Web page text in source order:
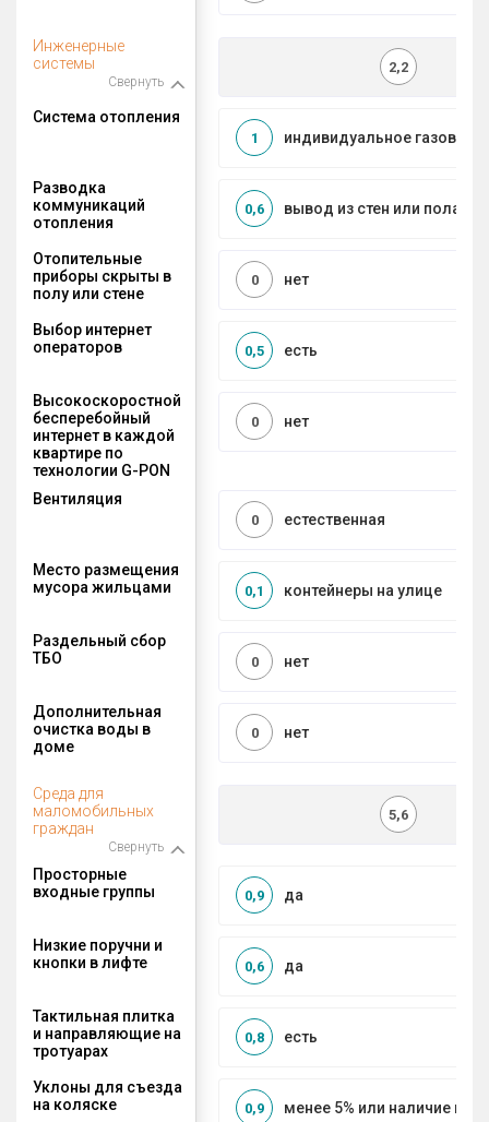
Инженерные
системы
Свернуть
2,2
Система отопления
индивидуальное газовое
1
Разводка
коммуникаций
отопления
вывод из стен или пола
0,6
Отопительные
приборы скрыты в
полу или стене
нет
0
Выбор интернет
операторов
есть
0,5
Высокоскоростной
бесперебойный
интернет в каждой
квартире по
технологии G-PON
нет
0
Вентиляция
естественная
0
Место размещения
мусора жильцами
контейнеры на улице
0,1
Раздельный сбор
ТБО
нет
0
Дополнительная
очистка воды в
доме
нет
0
Среда для
маломобильных
граждан
Свернуть
5,6
Просторные
входные группы
да
0,9
Низкие поручни и
кнопки в лифте
да
0,6
Тактильная плитка
и направляющие на
тротуарах
есть
0,8
Уклоны для съезда
на коляске
менее 5% или наличие
0,9